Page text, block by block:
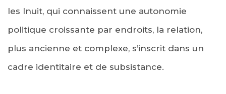
les Inuit, qui connaissent une autonomie
politique croissante par endroits, la relation,
plus ancienne et complexe, s’inscrit dans un
cadre identitaire et de subsistance.